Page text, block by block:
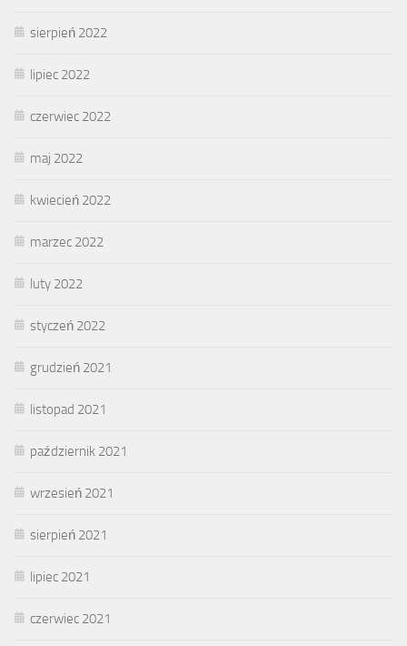
sierpień 2022
lipiec 2022
czerwiec 2022
maj 2022
kwiecień 2022
marzec 2022
luty 2022
styczeń 2022
grudzień 2021
listopad 2021
październik 2021
wrzesień 2021
sierpień 2021
lipiec 2021
czerwiec 2021